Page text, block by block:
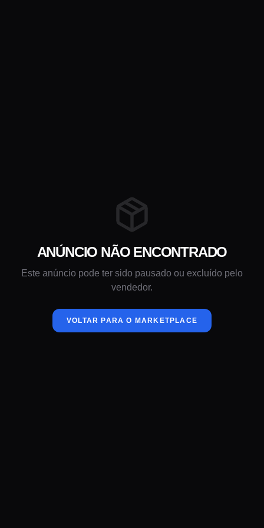
ANÚNCIO NÃO ENCONTRADO
Este anúncio pode ter sido pausado ou excluído pelo
vendedor.
VOLTAR PARA O MARKETPLACE